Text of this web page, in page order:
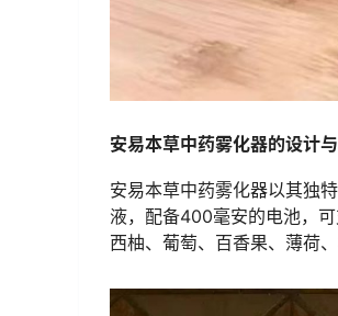
安易本草中药雾化器的设计
安易本草中药雾化器以其独
液，配备400毫安的电池，
西柚、葡萄、百香果、薄荷